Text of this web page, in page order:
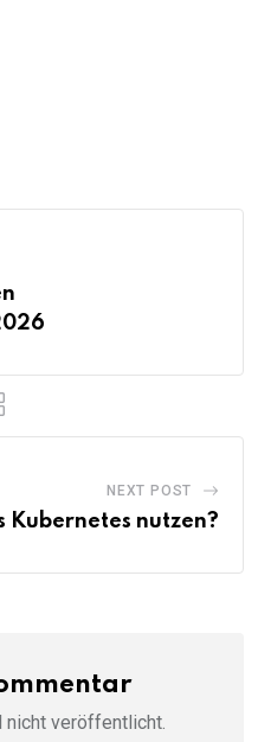
NEXT POST
Kubernetes nutzen?
veröffentlicht.